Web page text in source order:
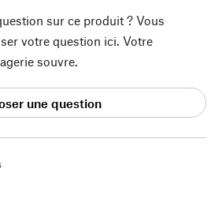
sur ce produit ? Vous
votre question ici. Votre
souvre.
une question